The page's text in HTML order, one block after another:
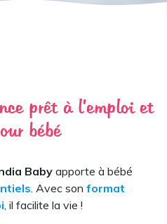
prêt à l’emploi et
bébé
Baby apporte à bébé
. Avec son format
, il facilite la vie !